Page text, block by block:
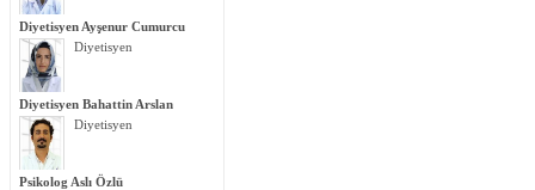
Diyetisyen Ayşenur Cumurcu
Diyetisyen
Diyetisyen Bahattin Arslan
Diyetisyen
Psikolog Aslı Özlü